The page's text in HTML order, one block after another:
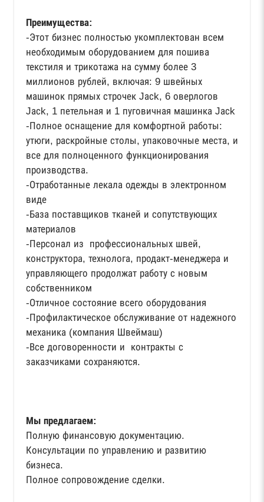
Преимущества:
-Этот бизнес полностью укомплектован всем
необходимым оборудованием для пошива
текстиля и трикотажа на сумму более 3
миллионов рублей, включая: 9 швейных
машинок прямых строчек Jасk, 6 оверлогов
Jасk, 1 петельная и 1 пуговичная машинка Jасk
-Полное оснащение для комфортной работы:
утюги, раскройные столы, упаковочные места, и
все для полноценного функционирования
производства.
-Отработанные лекала одежды в электронном
виде
-База поставщиков тканей и сопутствующих
материалов
-Персонал из профессиональных швей,
конструктора, технолога, продакт-менеджера и
управляющего продолжат работу с новым
собственником
-Отличное состояние всего оборудования
-Профилактическое обслуживание от надежного
механика (компания Швеймаш)
-Все договоренности и контракты с
заказчиками сохраняются.
Мы предлагаем:
Полную финансовую документацию.
Консультации по управлению и развитию
бизнеса.
Полное сопровождение сделки.